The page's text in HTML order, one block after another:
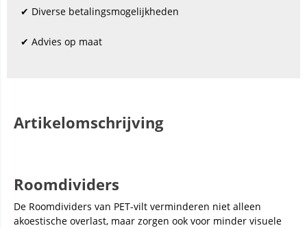
✔ Diverse betalingsmogelijkheden
✔ Advies op maat
Artikelomschrijving
Roomdividers
De Roomdividers van PET-vilt verminderen niet alleen
akoestische overlast, maar zorgen ook voor minder visuele